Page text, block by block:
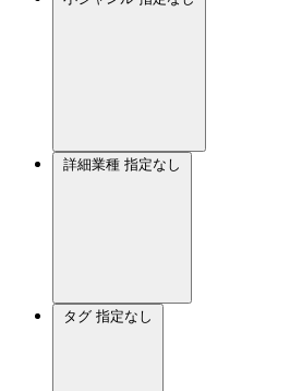
詳細業種 指定なし
タグ 指定なし